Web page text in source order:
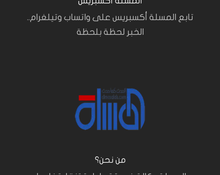
تابع المسلة أكسبريس على واتساب وتيلغرام..
الخبر لحظة بلحظة
من نحن؟